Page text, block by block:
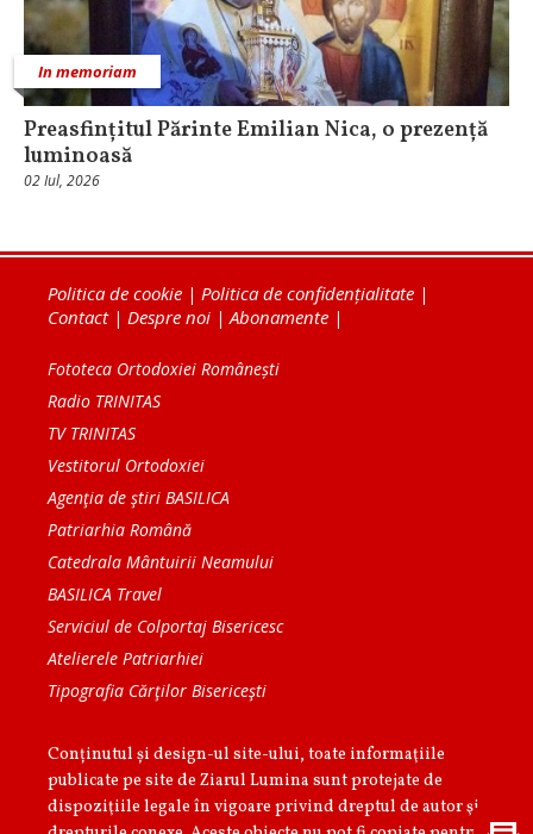
In memoriam
Preasfințitul Părinte Emilian Nica, o prezență
luminoasă
02 Iul, 2026
Politica de cookie | Politica de confidențialitate |
Contact| Despre noi | Abonamente |
Fototeca Ortodoxiei Românești
Radio TRINITAS
TV TRINITAS
Vestitorul Ortodoxiei
Agenţia de ştiri BASILICA
Patriarhia Română
Catedrala Mântuirii Neamului
BASILICA Travel
Serviciul de Colportaj Bisericesc
Atelierele Patriarhiei
Tipografia Cărţilor Bisericeşti
Conținutul și design-ul site-ului, toate informaţiile
publicate pe site de Ziarul Lumina sunt protejate de
dispoziţiile legale în vigoare privind dreptul de autor şi